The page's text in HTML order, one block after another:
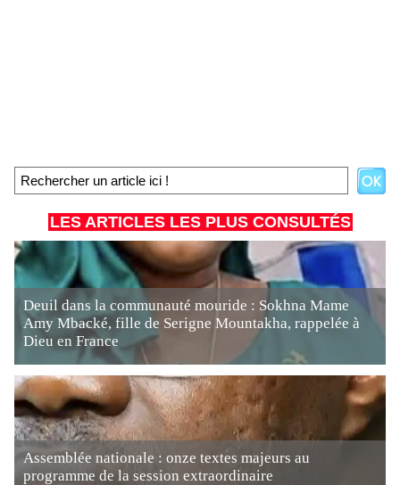
LES ARTICLES LES PLUS CONSULTÉS
Deuil dans la communauté mouride : Sokhna Mame
Amy Mbacké, fille de Serigne Mountakha, rappelée à
Dieu en France
Assemblée nationale : onze textes majeurs au
programme de la session extraordinaire